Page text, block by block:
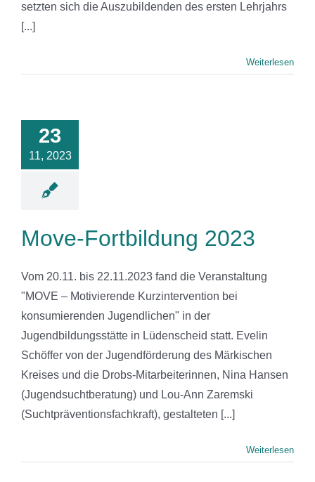
setzten sich die Auszubildenden des ersten Lehrjahrs
[...]
Weiterlesen
23
11, 2023
Move-Fortbildung 2023
Vom 20.11. bis 22.11.2023 fand die Veranstaltung
"MOVE – Motivierende Kurzintervention bei
konsumierenden Jugendlichen" in der
Jugendbildungsstätte in Lüdenscheid statt. Evelin
Schöffer von der Jugendförderung des Märkischen
Kreises und die Drobs-Mitarbeiterinnen, Nina Hansen
(Jugendsuchtberatung) und Lou-Ann Zaremski
(Suchtpräventionsfachkraft), gestalteten [...]
Weiterlesen